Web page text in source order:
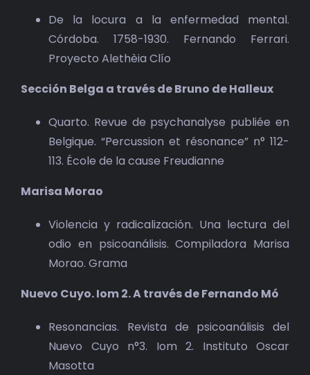
De la locura a la enfermedad mental.
Córdoba. 1758-1930. Fernando Ferrari.
Proyecto Alethèia Clío
Sección Belga a través de Bruno de Halleux
Quarto. Revue de psychanalyse publiée en
Belgique. “Percussion et résonance” n° 112-
113. École de la cause Freudianne
Marisa Morao
Violencia y radicalización. Una lectura del
odio en psicoanálisis. Compiladora Marisa
Morao. Grama
Nuevo Cuyo. Iom 2. A través de Fernando Mó
Resonancias. Revista de psicoanálisis del
Nuevo Cuyo n°3. Iom 2. Instituto Oscar
Masotta